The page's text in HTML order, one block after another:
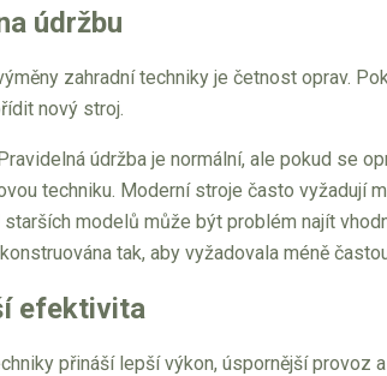
údržbu
zahradní techniky je četnost oprav.
nový stroj.
údržba je normální, ale pokud se
techniku. Moderní stroje často vyžadují
starších modelů může být problém najít
tak, aby vyžadovala méně
efektivita
přináší lepší výkon, úspornější